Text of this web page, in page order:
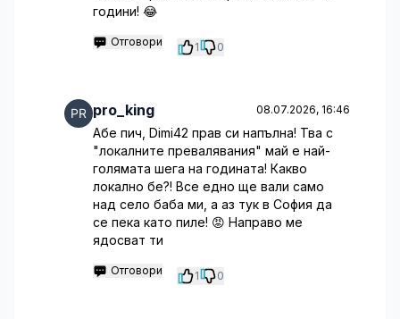
години! 😂
Отговори 1 0
pro_king 08.07.2026, 16:46
Абе пич, Dimi42 прав си напълна! Тва с
"локалните превалявания" май е най-
голямата шега на годината! Какво
локално бе?! Все едно ще вали само
над село баба ми, а аз тук в София да
се пека като пиле! 😡 Направо ме
ядосват ти
Отговори 1 0